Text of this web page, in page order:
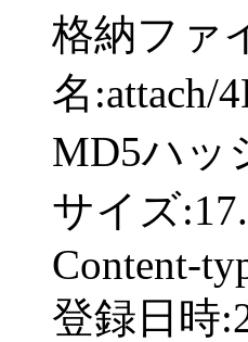
格納ファ
名:attach/
MD5ハッ
サイズ
Content-
登録日時